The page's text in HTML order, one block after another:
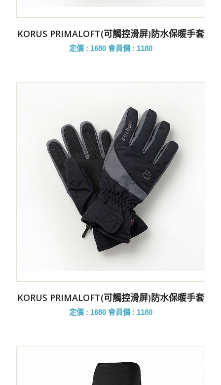
KORUS PRIMALOFT(可觸控滑屏)防水保暖手套
定價 : 1680 會員價 : 1180
KORUS PRIMALOFT(可觸控滑屏)防水保暖手套
定價 : 1680 會員價 : 1180